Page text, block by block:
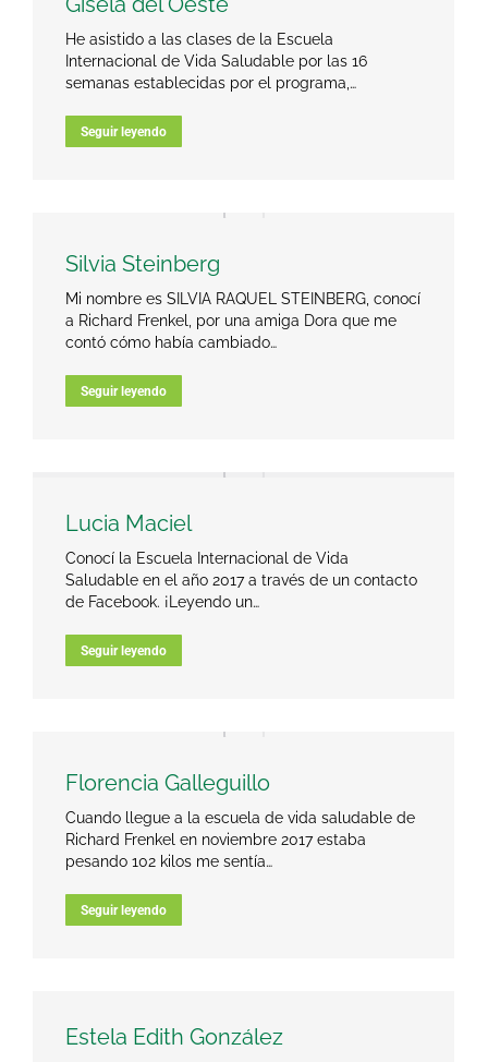
He asistido a las clases de la Escuela
Internacional de Vida Saludable por las 16
semanas establecidas por el programa,…
Seguir leyendo
Silvia Steinberg
Mi nombre es SILVIA RAQUEL STEINBERG, conocí
a Richard Frenkel, por una amiga Dora que me
contó cómo había cambiado…
Seguir leyendo
Lucia Maciel
Conocí la Escuela Internacional de Vida
Saludable en el año 2017 a través de un contacto
de Facebook. ¡Leyendo un…
Seguir leyendo
Florencia Galleguillo
Cuando llegue a la escuela de vida saludable de
Richard Frenkel en noviembre 2017 estaba
pesando 102 kilos me sentía…
Seguir leyendo
Estela Edith González